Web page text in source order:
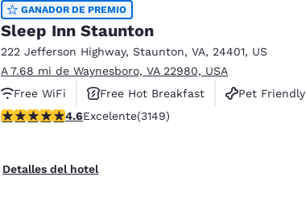
GANADOR DE PREMIO
Sleep Inn Staunton
222 Jefferson Highway, Staunton, VA, 24401, US
A 7.68 mi de Waynesboro, VA 22980, USA
Free WiFi
Free Hot Breakfast
Pet Friendly
calificación de 4.57 estrellas. Excelente. 3149 reseñas
4.6Excelente(3149)
Detalles del hotel